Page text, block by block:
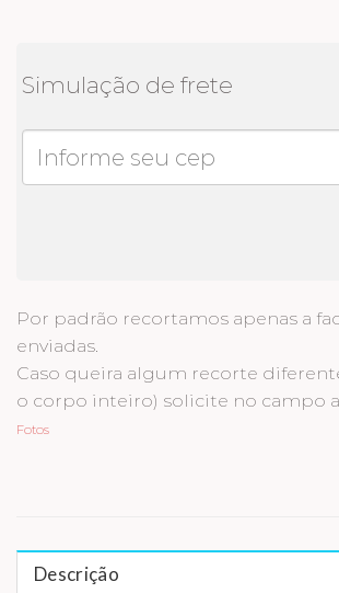
Simulação de frete
Por padrão recortamos apenas a
enviadas.
Caso queira algum recorte
o corpo inteiro) solicite no campo
Fotos
Descrição